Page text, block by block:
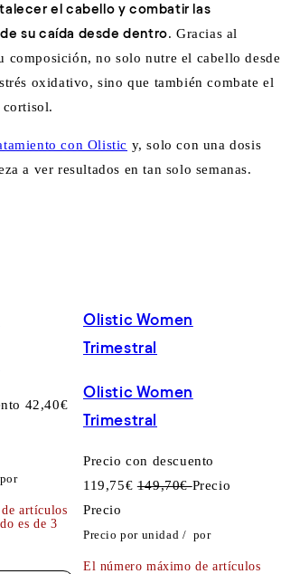
el cabello y combatir las
su caída desde dentro. Gracias al
composición, no solo nutre el cabello desde
oxidativo, sino que también combate el
cortisol.
con Olistic y, solo con una dosis
a ver resultados en tan solo semanas.
42,40€
por
artículos
es de 3
Olistic Women
Trimestral
Olistic Women
Trimestral
Precio con descuento
119,75€149,70€Precio
Precio
Precio por unidad / por
El número máximo de artículos